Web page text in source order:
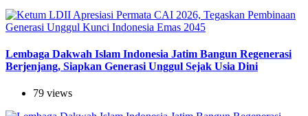
Lembaga Dakwah Islam Indonesia Jatim Bangun Regenerasi
Berjenjang, Siapkan Generasi Unggul Sejak Usia Dini
79 views